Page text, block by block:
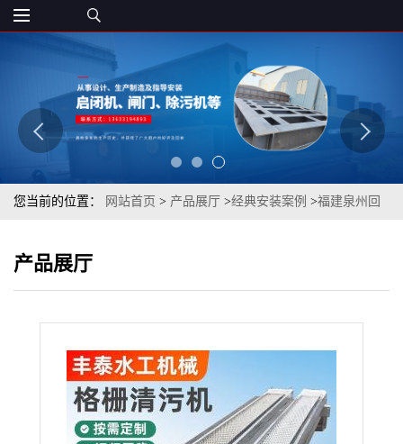
您当前的位置： 网站首页 > 产品展厅 >经典安装案例 >福建泉州回
产品展厅